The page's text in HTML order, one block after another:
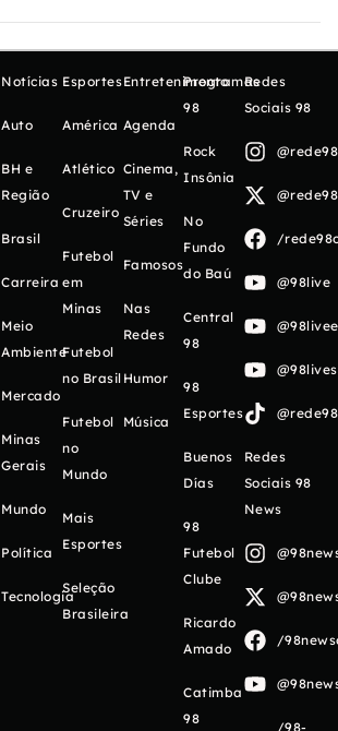
Notícias
Auto
BH e
Região
Brasil
Carreira
Meio
Ambiente
Mercado
Minas
Gerais
Mundo
Política
Tecnologia
Esportes
América
Atlético
Cruzeiro
Futebol
em
Minas
Futebol
no Brasil
Futebol
no
Mundo
Mais
Esportes
Seleção
Brasileira
Entretenimento
Agenda
Cinema,
TV e
Séries
Famosos
Nas
Redes
Humor
Música
Programas
98
Rock
Insônia
No
Fundo
do Baú
Central
98
98
Esportes
Buenos
Días
98
Futebol
Clube
Ricardo
Amado
Catimba
98
Redes
Sociais 98
/
@98live
Redes
Sociais 98
News
/
/98-